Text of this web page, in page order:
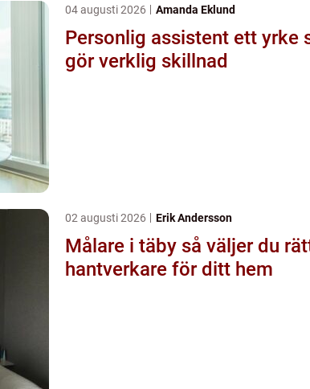
04 augusti 2026 Amanda Eklund
Personlig assistent ett yrke som
gör verklig skillnad
02 augusti 2026 Erik Andersson
Målare i täby så väljer du rätt
hantverkare för ditt hem